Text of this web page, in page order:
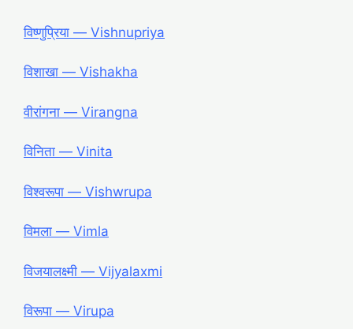
विष्णुप्रिया ― Vishnupriya
विशाखा ― Vishakha
वीरांगना ― Virangna
विनिता ― Vinita
विश्वरूपा ― Vishwrupa
विमला ― Vimla
विजयालक्ष्मी ― Vijyalaxmi
विरूपा ― Virupa